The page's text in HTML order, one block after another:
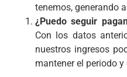
tenemos, generando
¿Puedo seguir
Con los datos
nuestros ingresos
mantener el periodo